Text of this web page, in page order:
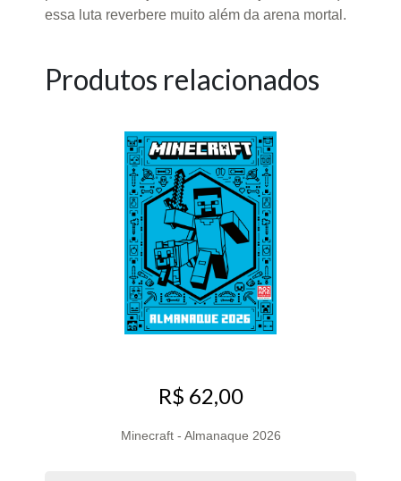
essa luta reverbere muito além da arena mortal.
Produtos relacionados
R$ 62,00
Minecraft - Almanaque 2026